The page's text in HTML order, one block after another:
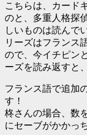
こちらは、カード
のと、多重人格探
しいものは読んで
リーズはフランス
ので、今イチピン
ーズを読み返すと
フランス語で追加
す！
柊さんの場合、数
にセーブがかかっ